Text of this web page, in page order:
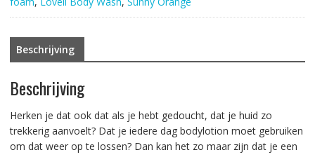
aantal
Beschrijving
Beschrijving
Herken je dat ook dat als je hebt gedoucht, dat je huid zo
trekkerig aanvoelt? Dat je iedere dag bodylotion moet gebruiken
om dat weer op te lossen? Dan kan het zo maar zijn dat je een